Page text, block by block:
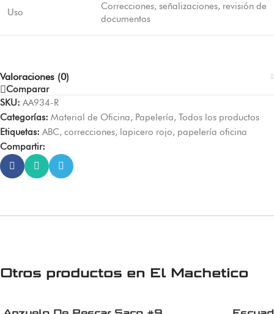
Uso
Correcciones, señalizaciones, revisión de
documentos
Valoraciones (0)
Comparar
SKU: AA934-R
Categorías: Material de Oficina, Papelería, Todos los productos
Etiquetas: ABC, correcciones, lapicero rojo, papelería oficina
Compartir:
Otros productos en El Machetico